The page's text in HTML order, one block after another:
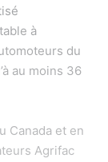
à
du
au moins 36
Canada et en
Agrifac